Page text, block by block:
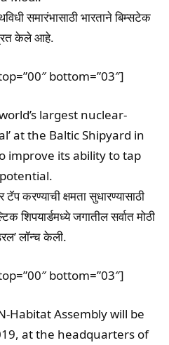
समारंभासाठी भारताने बिम्सटेक
केले आहे.
bottom=”03″]
largest nuclear-
at the Baltic Shipyard in
improve its ability to tap
करण्याची क्षमता सुधारण्यासाठी
शिपयार्डमध्ये जगातील सर्वात मोठी
लॉन्च केली.
bottom=”03″]
Habitat Assembly will be
at the headquarters of